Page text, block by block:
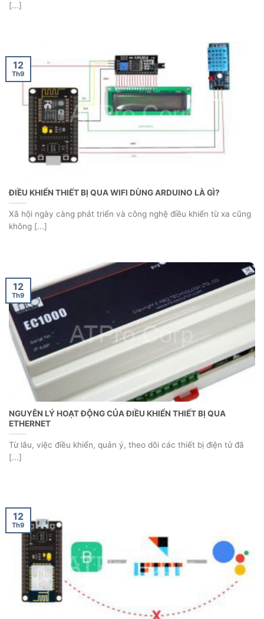
[...]
ĐIỀU KHIỂN THIẾT BỊ QUA WIFI DÙNG ARDUINO LÀ GÌ?
Xã hội ngày càng phát triển và công nghệ điều khiển từ xa cũng
không [...]
12
Th9
NGUYÊN LÝ HOẠT ĐỘNG CỦA ĐIỀU KHIỂN THIẾT BỊ QUA
ETHERNET
Từ lâu, việc điều khiển, quản ý, theo dõi các thiết bị điện tử đã
[...]
12
Th9
12
Th9